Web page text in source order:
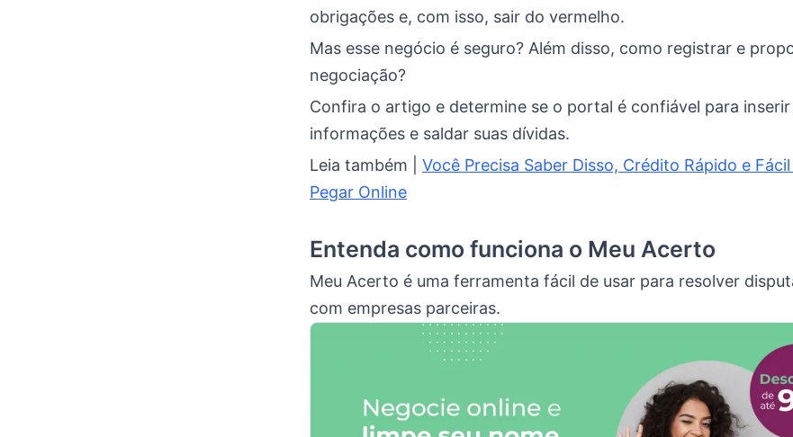
obrigações e, com isso, sair do vermelho.
Mas esse negócio é seguro? Além disso, como registrar e
negociação?
Confira o artigo e determine se o portal é confiável para inserir
informações e saldar suas dívidas.
Leia também | Você Precisa Saber Disso, Crédito Rápido e
Pegar Online
Entenda como funciona o Meu Acerto
Meu Acerto é uma ferramenta fácil de usar para resolver
com empresas parceiras.